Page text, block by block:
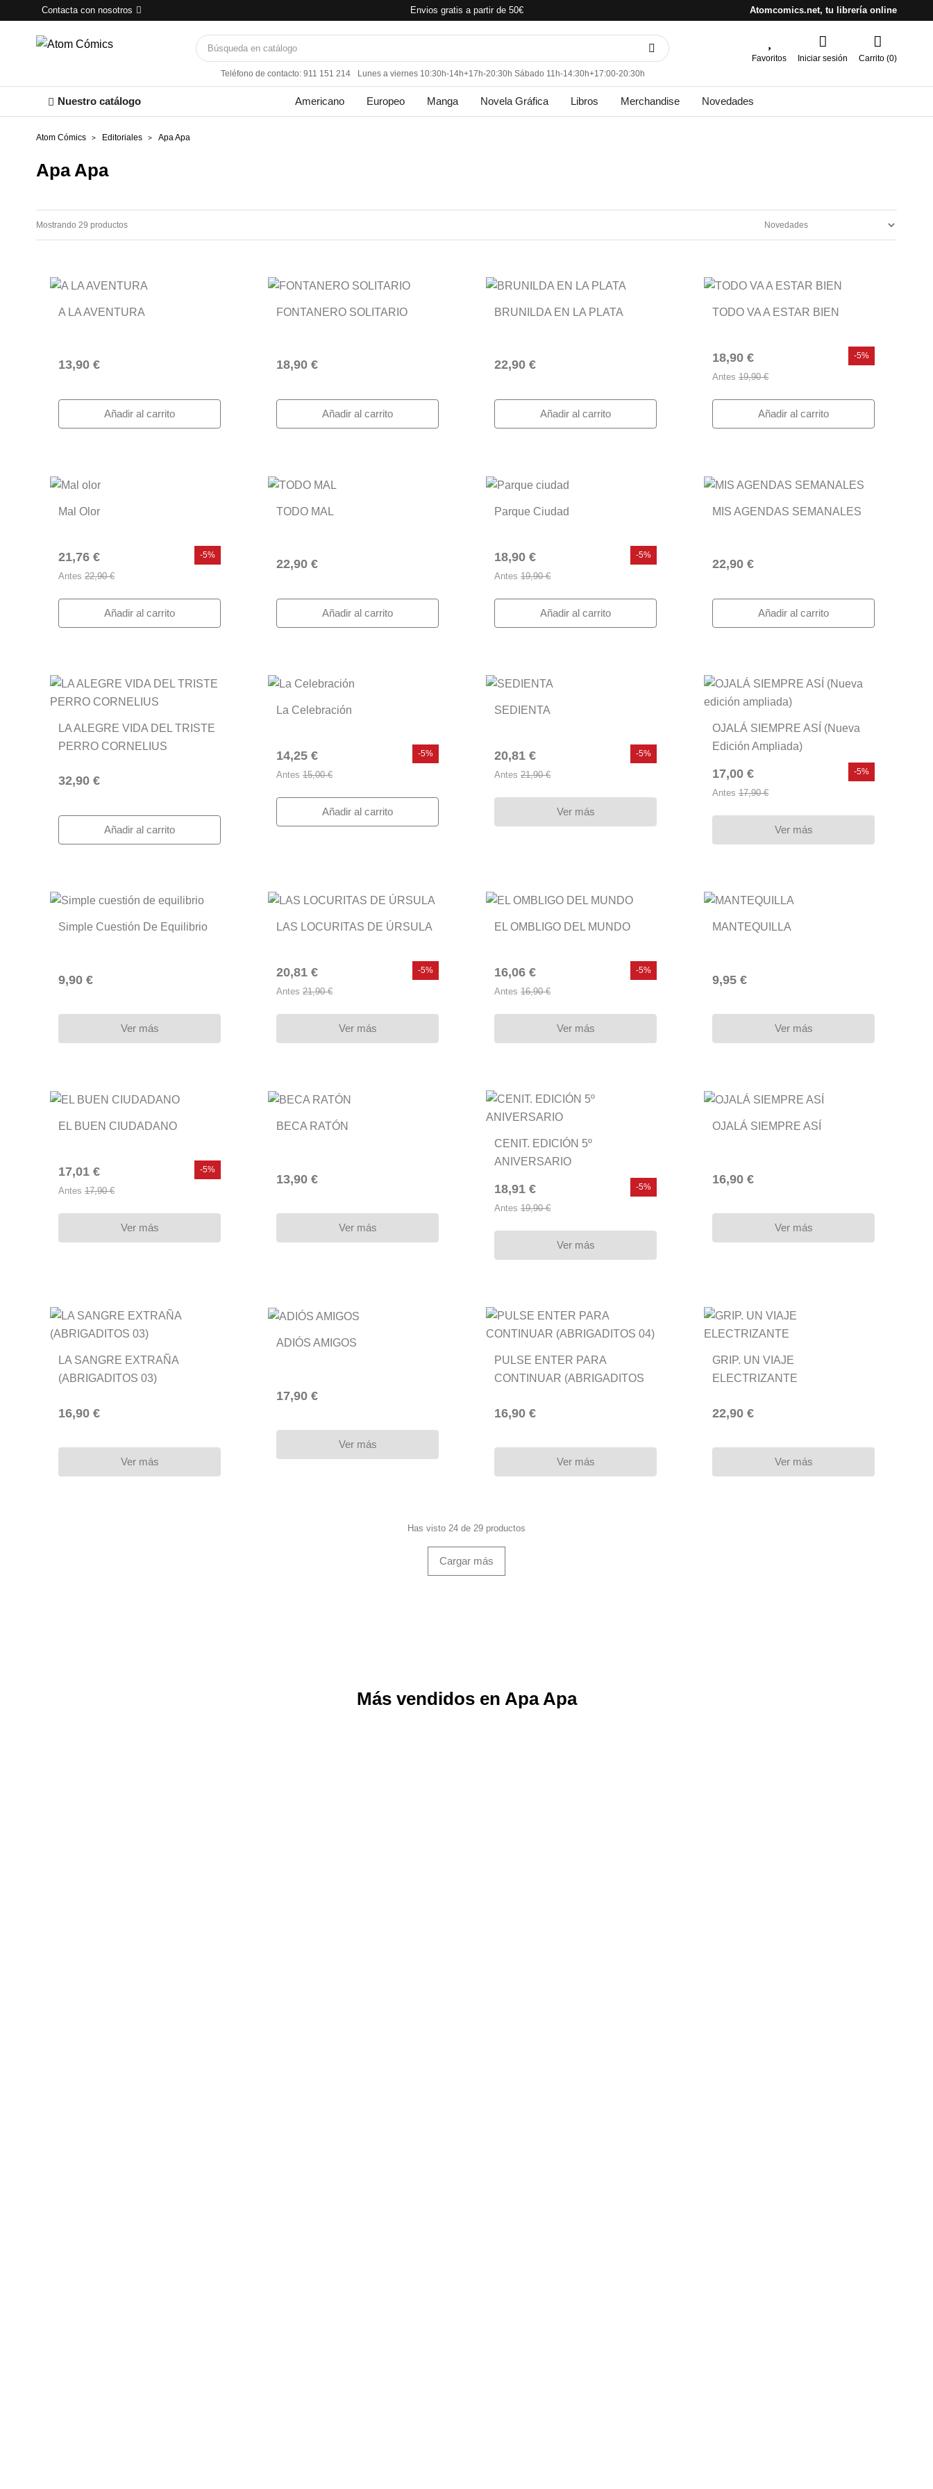
Contacta con nosotros Envios gratis a partir de 50€ Atomcomics.net, tu librería online
Teléfono de contacto: 911 151 214 Lunes a viernes 10:30h-14h+17h-20:30h Sábado 11h-14:30h+17:00-20:30h
Favoritos Iniciar sesión Carrito (0)
Nuestro catálogo Americano Europeo Manga Novela Gráfica Libros Merchandise Novedades
Atom Cómics Editoriales Apa Apa
Apa Apa
Mostrando 29 productos
A LA AVENTURA
13,90 €
Añadir al carrito
FONTANERO SOLITARIO
18,90 €
Añadir al carrito
BRUNILDA EN LA PLATA
22,90 €
Añadir al carrito
TODO VA A ESTAR BIEN
18,90 €
Antes 19,90 €
-5%
Añadir al carrito
Mal Olor
21,76 €
Antes 22,90 €
-5%
Añadir al carrito
TODO MAL
22,90 €
Añadir al carrito
Parque Ciudad
18,90 €
Antes 19,90 €
-5%
Añadir al carrito
MIS AGENDAS SEMANALES
22,90 €
Añadir al carrito
LA ALEGRE VIDA DEL TRISTE
PERRO CORNELIUS
32,90 €
Añadir al carrito
La Celebración
14,25 €
Antes 15,00 €
-5%
Añadir al carrito
SEDIENTA
20,81 €
Antes 21,90 €
-5%
Ver más
OJALÁ SIEMPRE ASÍ (Nueva
Edición Ampliada)
17,00 €
Antes 17,90 €
-5%
Ver más
Simple Cuestión De Equilibrio
9,90 €
Ver más
LAS LOCURITAS DE ÚRSULA
20,81 €
Antes 21,90 €
-5%
Ver más
EL OMBLIGO DEL MUNDO
16,06 €
Antes 16,90 €
-5%
Ver más
MANTEQUILLA
9,95 €
Ver más
EL BUEN CIUDADANO
17,01 €
Antes 17,90 €
-5%
Ver más
BECA RATÓN
13,90 €
Ver más
CENIT. EDICIÓN 5º
ANIVERSARIO
18,91 €
Antes 19,90 €
-5%
Ver más
OJALÁ SIEMPRE ASÍ
16,90 €
Ver más
LA SANGRE EXTRAÑA
(ABRIGADITOS 03)
16,90 €
Ver más
ADIÓS AMIGOS
17,90 €
Ver más
PULSE ENTER PARA
CONTINUAR (ABRIGADITOS
16,90 €
Ver más
GRIP. UN VIAJE
ELECTRIZANTE
22,90 €
Ver más
Has visto 24 de 29 productos
Cargar más
Más vendidos en Apa Apa